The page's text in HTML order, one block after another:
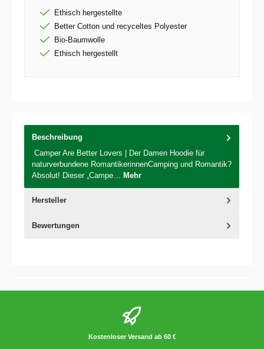
Ethisch hergestellte
Better Cotton und recyceltes Polyester
Bio-Baumwolle
Ethisch hergestellt
Beschreibung
Camper Are Better Lovers | Der Damen Hoodie für
naturverbundene RomantikerinnenCamping und Romantik?
Absolut! Dieser „Campe… Mehr
Hersteller
Bewertungen
Kostenloser Versand ab 60 €